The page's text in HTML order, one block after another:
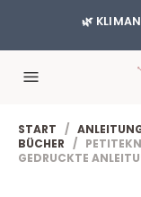
🌿
START /
BÜCHER /
GEDRUCKTE